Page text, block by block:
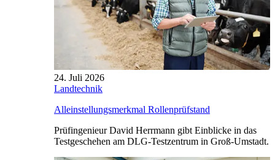
24. Juli 2026
Landtechnik
Alleinstellungsmerkmal Rollenprüfstand
Prüfingenieur David Herrmann gibt Einblicke in das
Testgeschehen am DLG-Testzentrum in Groß-Umstadt.